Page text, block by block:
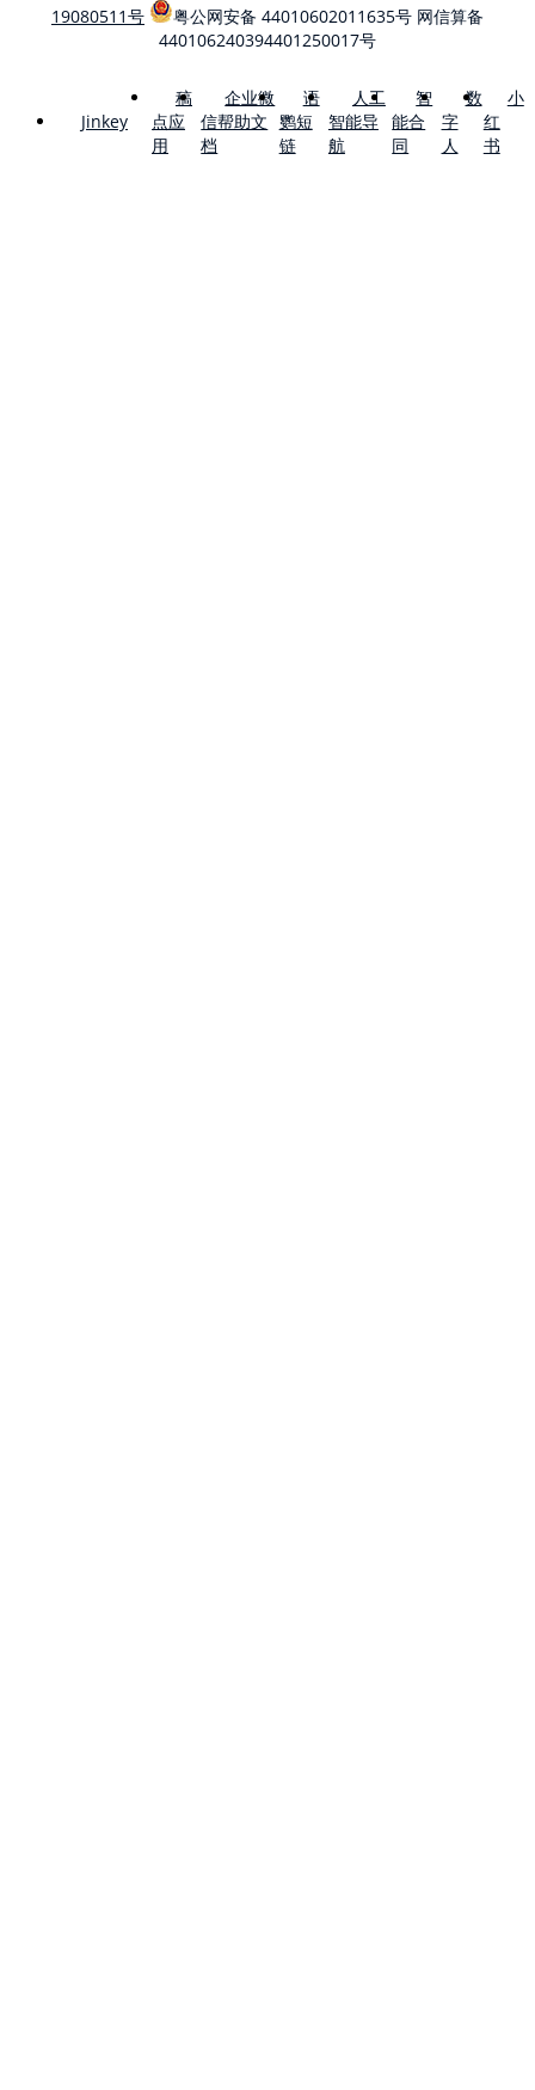
19080511号
粤公网安备 44010602011635号 网信算备
440106240394401250017号
Jinkey
稿
点应
用
企业微
信帮助文
档
语
鹦短
链
人工
智能导
航
智
能合
同
数
字
人
小
红
书